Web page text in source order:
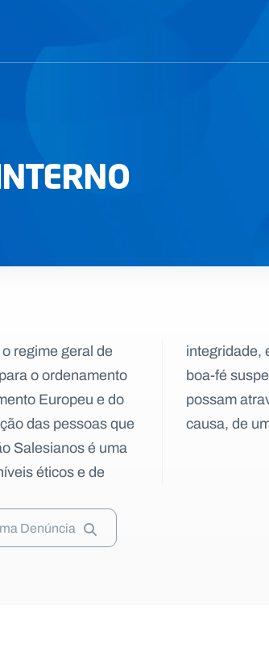
regime geral de
o ordenamento
Europeu e do
das pessoas que
Salesianos é uma
éticos e de
aqueles que de
da organização,
os factos em
causa, de
Denúncia